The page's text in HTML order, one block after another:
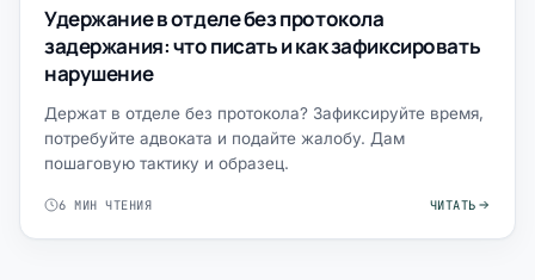
Удержание в отделе без протокола
задержания: что писать и как зафиксировать
нарушение
Держат в отделе без протокола? Зафиксируйте время,
потребуйте адвоката и подайте жалобу. Дам
пошаговую тактику и образец.
6 МИН ЧТЕНИЯ ЧИТАТЬ